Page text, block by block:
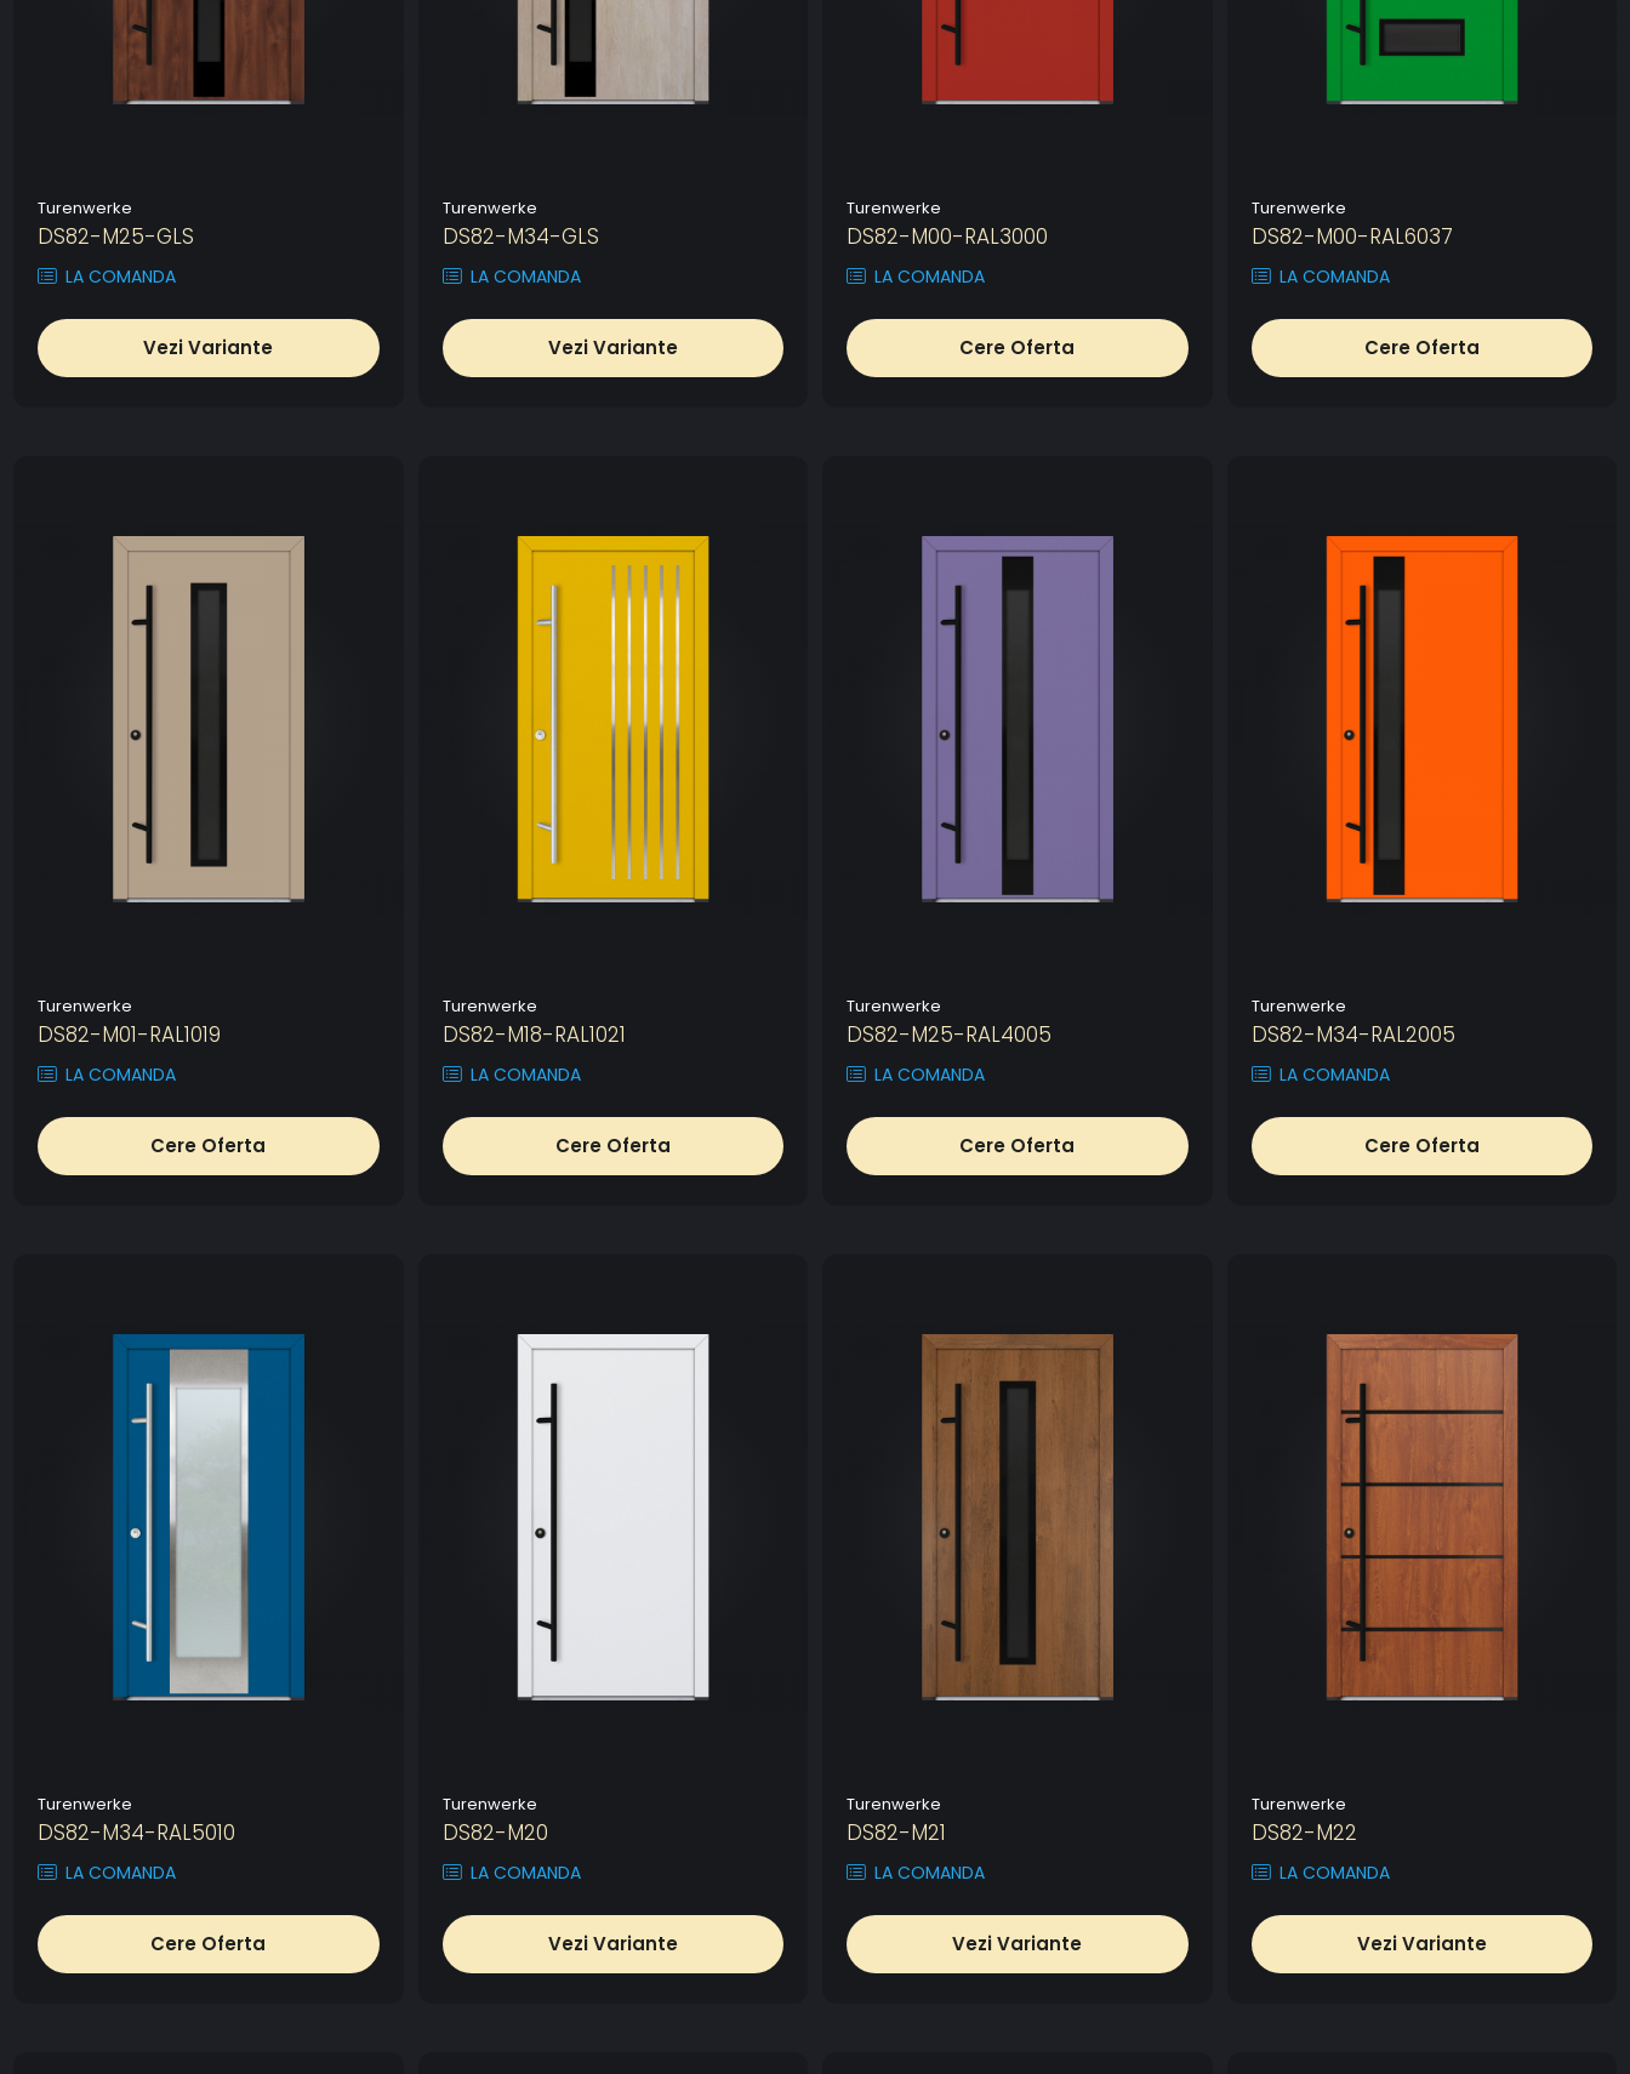
Turenwerke
DS82-M25-GLS
LA COMANDA
Vezi Variante
Turenwerke
DS82-M34-GLS
LA COMANDA
Vezi Variante
Turenwerke
DS82-M00-RAL3000
LA COMANDA
Cere Oferta
Turenwerke
DS82-M00-RAL6037
LA COMANDA
Cere Oferta
Turenwerke
DS82-M01-RAL1019
LA COMANDA
Cere Oferta
Turenwerke
DS82-M18-RAL1021
LA COMANDA
Cere Oferta
Turenwerke
DS82-M25-RAL4005
LA COMANDA
Cere Oferta
Turenwerke
DS82-M34-RAL2005
LA COMANDA
Cere Oferta
Turenwerke
DS82-M34-RAL5010
LA COMANDA
Cere Oferta
Turenwerke
DS82-M20
LA COMANDA
Vezi Variante
Turenwerke
DS82-M21
LA COMANDA
Vezi Variante
Turenwerke
DS82-M22
LA COMANDA
Vezi Variante